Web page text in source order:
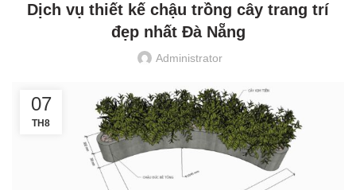
Dịch vụ thiết kế chậu trồng cây trang trí
đẹp nhất Đà Nẵng
Administrator
07
TH8